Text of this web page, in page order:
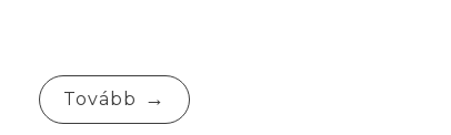
Tovább